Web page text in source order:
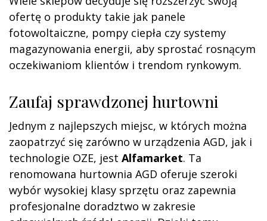
ofertę o produkty takie jak panele
fotowoltaiczne, pompy ciepła czy systemy
magazynowania energii, aby sprostać rosnącym
oczekiwaniom klientów i trendom rynkowym.
Zaufaj sprawdzonej hurtowni
Jednym z najlepszych miejsc, w których można
zaopatrzyć się zarówno w urządzenia AGD, jak i
technologie OZE, jest Alfamarket. Ta
renomowana hurtownia AGD oferuje szeroki
wybór wysokiej klasy sprzętu oraz zapewnia
profesjonalne doradztwo w zakresie